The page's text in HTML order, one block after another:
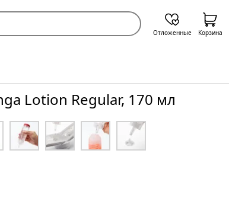
Lotion Regular, 170 мл
Отложенные Корзина